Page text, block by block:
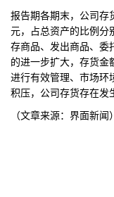
报告期各期末，公司
元，占总资产的比例分
存商品、发出商品、委
的进一步扩大，存货
进行有效管理、市场环
积压，公司存货存在发
（文章来源：界面新闻）